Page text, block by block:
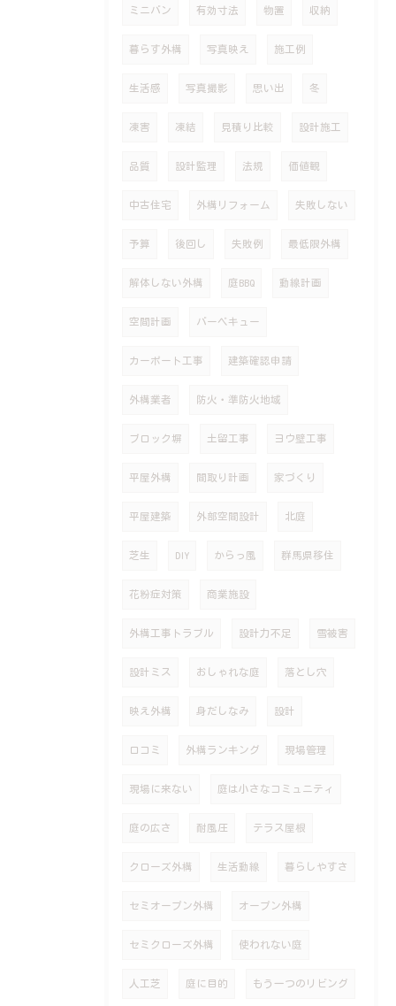
ミニバン 有効寸法 物置 収納
暮らす外構 写真映え 施工例
生活感 写真撮影 思い出 冬
凍害 凍結 見積り比較 設計施工
品質 設計監理 法規 価値観
中古住宅 外構リフォーム 失敗しない
予算 後回し 失敗例 最低限外構
解体しない外構 庭BBQ 動線計画
空間計画 バーベキュー
カーポート工事 建築確認申請
外構業者 防火・準防火地域
ブロック塀 土留工事 ヨウ壁工事
平屋外構 間取り計画 家づくり
平屋建築 外部空間設計 北庭
芝生 DIY からっ風 群馬県移住
花粉症対策 商業施設
外構工事トラブル 設計力不足 雪被害
設計ミス おしゃれな庭 落とし穴
映え外構 身だしなみ 設計
口コミ 外構ランキング 現場管理
現場に来ない 庭は小さなコミュニティ
庭の広さ 耐風圧 テラス屋根
クローズ外構 生活動線 暮らしやすさ
セミオープン外構 オープン外構
セミクローズ外構 使われない庭
人工芝 庭に目的 もう一つのリビング